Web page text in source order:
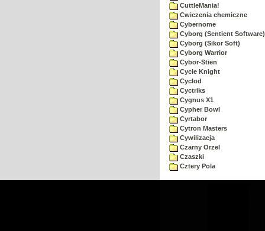
CuttleMania!
Cwiczenia chemiczne
Cybernome
Cyborg (Sentient Software)
Cyborg (Sikor Soft)
Cyborg Warrior
Cybor-Stien
Cycle Knight
Cyclod
Cyctriks
Cygnus X1
Cypher Bowl
Cyrtabor
Cytron Masters
Cywilizacja
Czarny Orzel
Czaszki
Cztery Pola